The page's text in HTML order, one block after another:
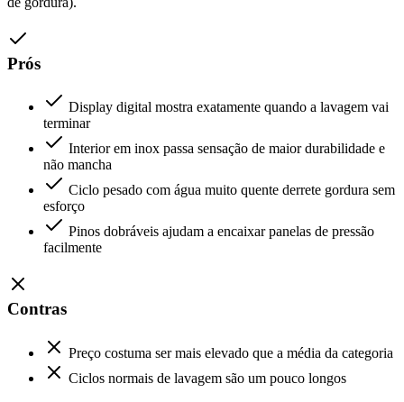
Prós
Display digital mostra exatamente quando a lavagem vai
terminar
Interior em inox passa sensação de maior durabilidade e
não mancha
Ciclo pesado com água muito quente derrete gordura sem
esforço
Pinos dobráveis ajudam a encaixar panelas de pressão
facilmente
Contras
Preço costuma ser mais elevado que a média da categoria
Ciclos normais de lavagem são um pouco longos